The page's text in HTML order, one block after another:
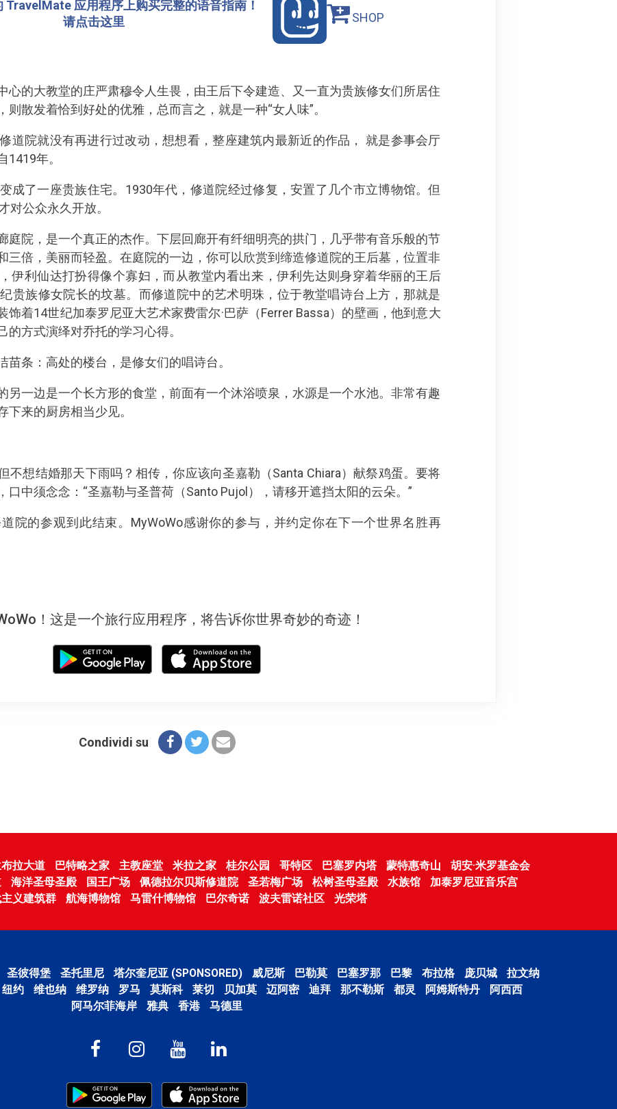
TravelMate 应用程序上购买完整的语音指南！
请点击这里
SHOP
心的大教堂的庄严肃穆令人生畏，由王后下令建造、又一直为贵族修女们所居住
则散发着恰到好处的优雅，总而言之，就是一种“女人味”。
道院就没有再进行过改动，想想看，整座建筑内最新近的作品， 就是参事会厅
1419年。
成了一座贵族住宅。1930年代，修道院经过修复，安置了几个市立博物馆。但
对公众永久开放。
庭院，是一个真正的杰作。下层回廊开有纤细明亮的拱门，几乎带有音乐般的节
三倍，美丽而轻盈。在庭院的一边，你可以欣赏到缔造修道院的王后墓，位置非
伊利仙达打扮得像个寡妇，而从教堂内看出来，伊利先达则身穿着华丽的王后
贵族修女院长的坟墓。而修道院中的艺术明珠，位于教堂唱诗台上方，那就是
饰着14世纪加泰罗尼亚大艺术家费雷尔·巴萨（Ferrer Bassa）的壁画，他到意大
的方式演绎对乔托的学习心得。
苗条：高处的楼台，是修女们的唱诗台。
另一边是一个长方形的食堂，前面有一个沐浴喷泉，水源是一个水池。非常有趣
下来的厨房相当少见。
不想结婚那天下雨吗？相传，你应该向圣嘉勒（Santa Chiara）献祭鸡蛋。要将
口中须念念：“圣嘉勒与圣普荷（Santo Pujol），请移开遮挡太阳的云朵。”
院的参观到此结束。MyWoWo感谢你的参与，并约定你在下一个世界名胜再
！这是一个旅行应用程序，将告诉你世界奇妙的奇迹！
Condividi su
拉大道 巴特略之家 主教座堂 米拉之家 桂尔公园 哥特区 巴塞罗内塔 蒙特惠奇山
胡安·米罗基金会
海洋圣母圣殿 国王广场 佩德拉尔贝斯修道院 圣若梅广场 松树圣母圣殿 水族馆
加泰罗尼亚音乐宫
义建筑群
航海博物馆 马雷什博物馆 巴尔奇诺 波夫雷诺社区 光荣塔
圣彼得堡 圣托里尼 塔尔奎尼亚 (SPONSORED) 威尼斯 巴勒莫 巴塞罗那 巴黎 布拉格 庞贝城
拉文纳
纽约 维也纳 维罗纳 罗马 莫斯科 莱切 贝加莫 迈阿密 迪拜 那不勒斯 都灵 阿姆斯特丹
阿西西
阿马尔菲海岸
雅典 香港 马德里